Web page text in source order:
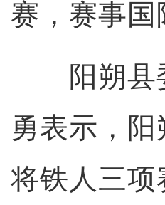
赛，赛事
阳朔县委
勇表示，
将铁人三